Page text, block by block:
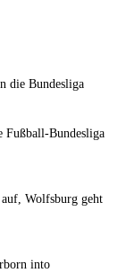
die Bundesliga
Fußball-Bundesliga
Wolfsburg geht
into